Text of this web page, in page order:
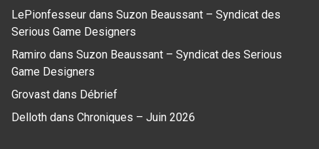
LePionfesseur dans Suzon Beaussant – Syndicat des
Serious Game Designers
Ramiro dans Suzon Beaussant – Syndicat des Serious
Game Designers
Grovast dans Débrief
Delloth dans Chroniques – Juin 2026